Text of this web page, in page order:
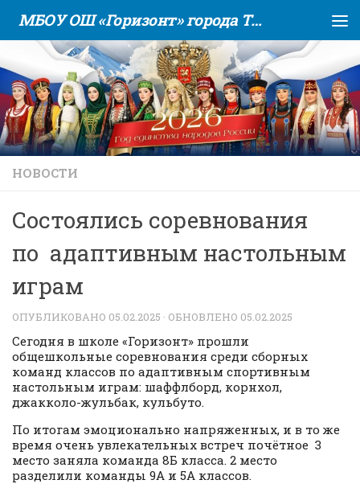
Skip to content МБОУ ОШ «Горизонт» города Тюмени
НОВОСТИ
Состоялись соревнования
по адаптивным настольным
играм
ОПУБЛИКОВАНО 05.02.2025 · ОБНОВЛЕНО 05.02.2025
Сегодня в школе «Горизонт» прошли
общешкольные соревнования среди сборных
команд классов по адаптивным спортивным
настольным играм: шаффлборд, корнхол,
джакколо-жульбак, кульбуто.
По итогам эмоционально напряженных, и в то же
время очень увлекательных встреч почётное 3
место заняла команда 8Б класса. 2 место
разделили команды 9А и 5А классов.